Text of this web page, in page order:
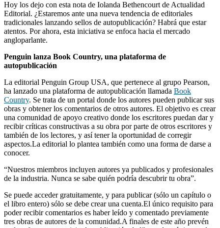
Hoy los dejo con esta nota de Iolanda Bethencourt de Actualidad
Editorial. ¿Estaremos ante una nueva tendencia de editoriales
tradicionales lanzando sellos de autopublicación? Habrá que estar
atentos. Por ahora, esta iniciativa se enfoca hacia el mercado
angloparlante.
Penguin lanza Book Country, una plataforma de
autopublicación
La editorial Penguin Group USA, que pertenece al grupo Pearson,
ha lanzado una plataforma de autopublicación llamada Book
Country. Se trata de un portal donde los autores pueden publicar sus
obras y obtener los comentarios de otros autores. El objetivo es crear
una comunidad de apoyo creativo donde los escritores puedan dar y
recibir críticas constructivas a su obra por parte de otros escritores y
también de los lectores, y así tener la oportunidad de corregir
aspectos.La editorial lo plantea también como una forma de darse a
conocer.
“Nuestros miembros incluyen autores ya publicados y profesionales
de la industria. Nunca se sabe quién podría descubrir tu obra”.
Se puede acceder gratuitamente, y para publicar (sólo un capítulo o
el libro entero) sólo se debe crear una cuenta.El único requisito para
poder recibir comentarios es haber leído y comentado previamente
tres obras de autores de la comunidad.A finales de este año prevén